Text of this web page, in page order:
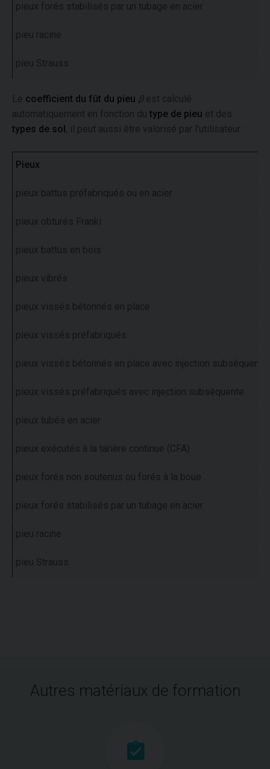
pieux forés stabilisés par un tubage en acier
pieu racine
pieu Strauss
Le coefficient du fût du pieu βest calculé
automatiquement en fonction du type de pieu et des
types de sol, il peut aussi être valorisé par l'utilisateur :
Pieux
pieux battus préfabriqués ou en acier
pieux obturés Franki
pieux battus en bois
pieux vibrés
pieux vissés bétonnés en place
pieux vissés préfabriqués
pieux vissés bétonnés en place avec injection subséquente
pieux vissés préfabriqués avec injection subséquente
pieux tubés en acier
pieux exécutés à la tarière continue (CFA)
pieux forés non soutenus ou forés à la boue
pieux forés stabilisés par un tubage en acier
pieu racine
pieu Strauss
Autres matériaux de formation